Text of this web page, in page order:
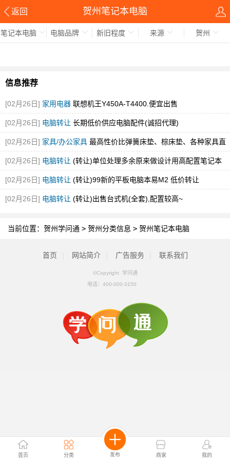
返回 贺州笔记本电脑
首页 分类 发布 商家 我的
笔记本电脑 电脑品牌 新旧程度 来源 贺州
信息推荐
[02月26日] 家用电器 联想机王Y450A-T4400.便宜出售
[02月26日] 电脑转让 长期低价供应电脑配件(诚招代理)
[02月26日] 家具/办公家具 最高性价比弹簧床垫、棕床垫、各种家具直
销[02月26日] 电脑转让 (转让)单位处理多余原来做设计用高配置笔记本
[02月26日] 电脑转让 (转让)99新的平板电脑本易M2 低价转让
[02月26日] 电脑转让 (转让)出售台式机(全套),配置较高~
当前位置： 贺州学问通 > 贺州分类信息 > 贺州笔记本电脑
首页 网站简介 广告服务 联系我们
©Copyright 学问通
电话： 400-000-3150